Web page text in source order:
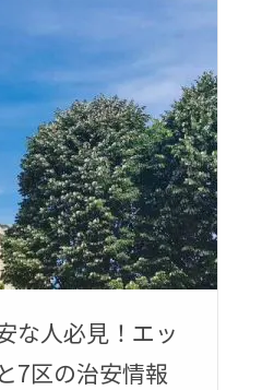
な人必見！エッ
7区の治安情報